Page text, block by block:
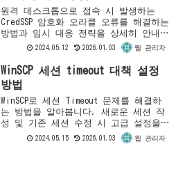
원격 데스크톱으로 접속 시 발생하는
CredSSP 암호화 오라클 오류를 해결하는
방법과 임시 대응 전략을 상세히 안내합
니다. Windows Update를 통한 CredSSP
업데이트 설치 및 관리자 권한으로의 명
령어 실행 등으로 문제를 해결하세요.
2024.05.12 2026.01.03 웹 관리자
WinSCP 세션 timeout 대책 설정
방법
WinSCP로 세션 Timeout 문제를 해결하
는 방법을 알아봅니다. 새로운 세션 작
성 및 기존 세션 수정 시 고급 설정을
변경하여 timeout 대응을 설정하는 방법
2024.05.15 2026.01.03 웹 관리자